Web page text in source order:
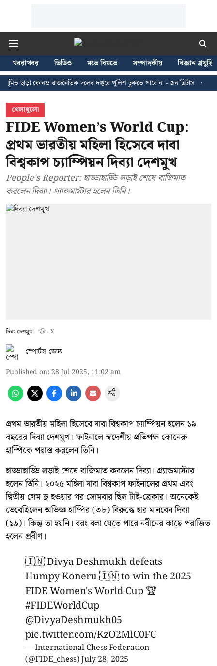
খবরাখবর ভিডিও মতে বিমতে সম্পাদকীয়
বিজ্ঞান প্রযুক্তি
কোনও রাজনৈতিক দলের দপ্তরে পুলিশ ঢুকতে পারে না - জন ব্রিটাস
কলকাতায় ২৪
খেলাধুলো
FIDE Women’s World Cup:
প্রথম ভারতীয় মহিলা হিসেবে দাবা
বিশ্বকাপ চ্যাম্পিয়ন দিব্যা দেশমুখ
People's Reporter: হাড্ডাহাড্ডি লড়াই শেষে বাজিমাত
করলেন দিব্যা। গ্র্যান্ডমাস্টার হলেন তিনি।
দিব্যা দেশমুখ ছবি - X
স্পোর্টস ডেস্ক
Published on: 28 Jul 2025, 11:02 am
প্রথম ভারতীয় মহিলা হিসেবে দাবা বিশ্বকাপ চ্যাম্পিয়ন হলেন ১৯
বছরের দিব্যা দেশমুখ। ফাইনালে স্বদেশীয় প্রতিপক্ষ কোনেরু
হাম্পিকে পরাস্ত করলেন তিনি।
হাড্ডাহাড্ডি লড়াই শেষে বাজিমাত করলেন দিব্যা। গ্র্যান্ডমাস্টার
হলেন তিনি। ২০২৫ মহিলা দাবা বিশ্বকাপ ফাইনালের প্রথম এবং
দ্বিতীয় গেম ড্র হওয়ার পর সোমবার ছিল টাই-ব্রেকার। অনেকেই
ভেবেছিলেন অভিজ্ঞ হাম্পির (৩৮) বিরুদ্ধে হার মানবেন দিব্যা
(১৯)। কিন্তু তা হয়নি। বরং বলা যেতে পারে নবীনের কাছে পরাজিত
হলেন প্রবীণ।
🇮🇳 Divya Deshmukh defeats
Humpy Koneru 🇮🇳 to win the 2025
FIDE Women's World Cup 🏆
#FIDEWorldCup
@DivyaDeshmukh05
pic.twitter.com/KzO2MlC0FC
— International Chess Federation
(@FIDE_chess)July 28, 2025